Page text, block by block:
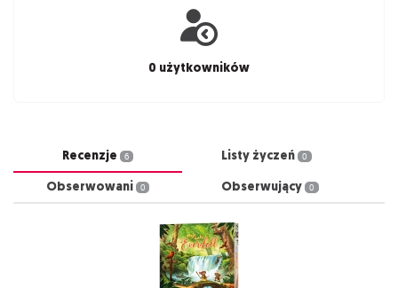
0 użytkowników
Recenzje 6 Listy życzeń 0
Obserwowani 0 Obserwujący 0